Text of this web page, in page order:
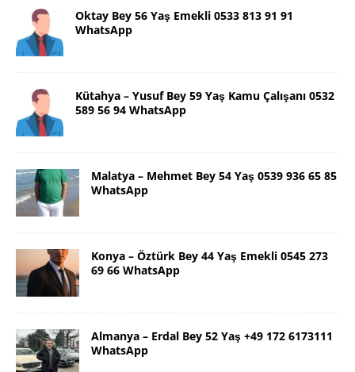
Oktay Bey 56 Yaş Emekli 0533 813 91 91
WhatsApp
Kütahya – Yusuf Bey 59 Yaş Kamu Çalışanı 0532
589 56 94 WhatsApp
Malatya – Mehmet Bey 54 Yaş 0539 936 65 85
WhatsApp
Konya – Öztürk Bey 44 Yaş Emekli 0545 273
69 66 WhatsApp
Almanya – Erdal Bey 52 Yaş +49 172 6173111
WhatsApp